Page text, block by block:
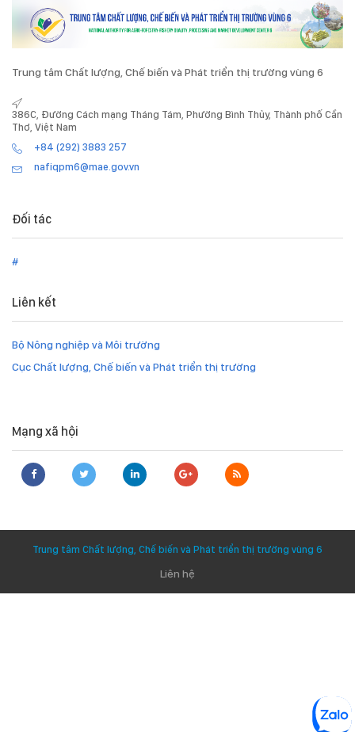
Trung tâm Chất lượng, Chế biến và Phát triển thị trường vùng 6
386C, Đường Cách mạng Tháng Tám, Phường Bình Thủy, Thành phố Cần
Thơ, Việt Nam
+84 (292) 3883 257
nafiqpm6@mae.gov.vn
Đối tác
#
Liên kết
Bộ Nông nghiệp và Môi trường
Cục Chất lượng, Chế biến và Phát triển thị trường
Mạng xã hội
Trung tâm Chất lượng, Chế biến và Phát triển thị trường vùng 6
Liên hệ